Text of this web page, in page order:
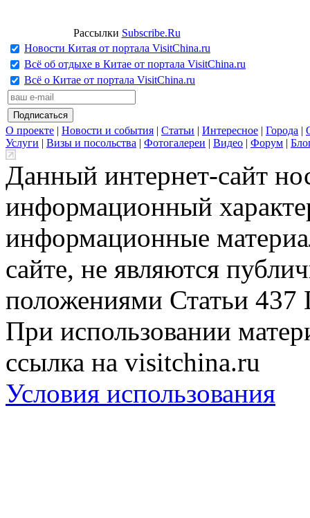
Рассылки Subscribe.Ru
Новости Китая от портала VisitChina.ru
Всё об отдыхе в Китае от портала VisitChina.ru
Всё о Китае от портала VisitChina.ru
О проекте | Новости и события | Статьи | Интересное | Города |
Услуги | Визы и посольства | Фотогалереи | Видео | Форум |
Данный интернет-сайт
информационный
информационные
сайте, не являются
положениями Статьи 437
При использовании
ссылка на visitchina.ru
Условия использования